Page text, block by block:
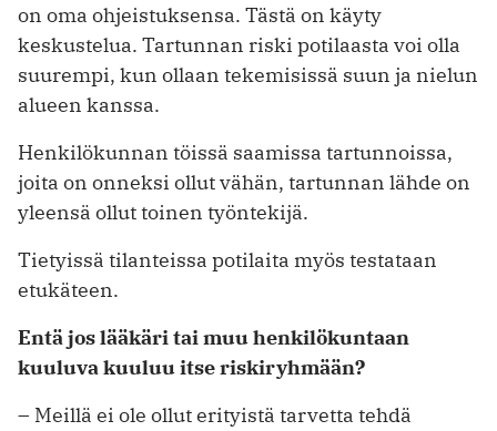
on oma ohjeistuksensa. Tästä on käyty
keskustelua. Tartunnan riski potilaasta voi olla
suurempi, kun ollaan tekemisissä suun ja nielun
alueen ­kanssa.
Henkilökunnan töissä saamissa tartunnoissa,
joita on onneksi ollut vähän, tartunnan lähde on
yleensä ollut toinen työntekijä.
Tietyissä tilanteissa potilaita myös testataan
etukäteen.
Entä jos lääkäri tai muu henkilö­kuntaan
kuuluva kuuluu itse ­riskiryhmään?
– Meillä ei ole ollut erityistä tarvetta tehdä